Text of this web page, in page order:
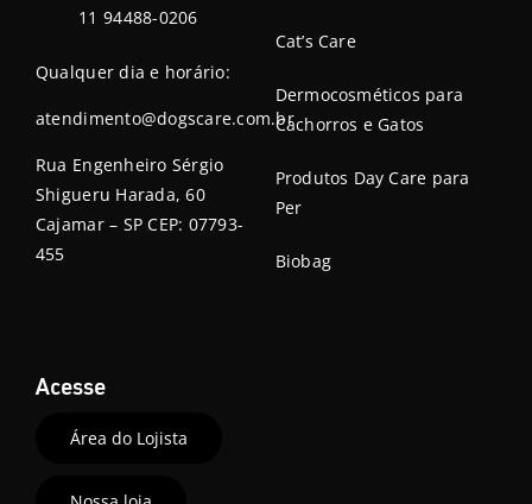
11 94488-0206
Qualquer dia e horário:
atendimento@dogscare.com.br
Rua Engenheiro Sérgio
Shigueru Harada, 60
Cajamar – SP CEP: 07793-
455
Cat’s Care
Dermocosméticos para
Cachorros e Gatos
Produtos Day Care para
Per
Biobag
Acesse
Área do Lojista